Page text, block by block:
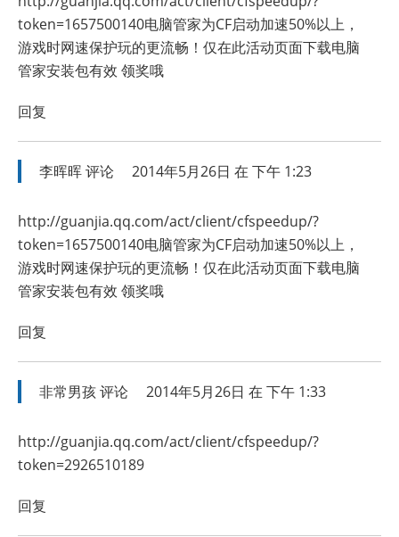
token=1657500140电脑管家为CF启动加速50%以上，
游戏时网速保护玩的更流畅！仅在此活动页面下载电脑
管家安装包有效 领奖哦
回复
李晖晖评论 2014年5月26日 在 下午 1:23
http://guanjia.qq.com/act/client/cfspeedup/?
token=1657500140电脑管家为CF启动加速50%以上，
游戏时网速保护玩的更流畅！仅在此活动页面下载电脑
管家安装包有效 领奖哦
回复
非常男孩评论 2014年5月26日 在 下午 1:33
http://guanjia.qq.com/act/client/cfspeedup/?
token=2926510189
回复